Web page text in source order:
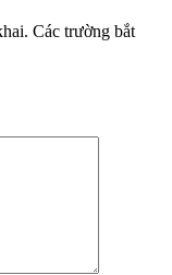
Các trường bắt